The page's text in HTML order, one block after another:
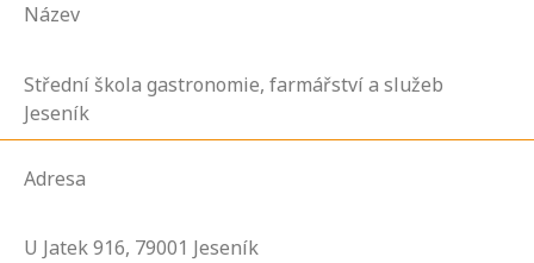
Název
Střední škola gastronomie, farmářství a služeb
Jeseník
Adresa
U Jatek916, 79001 Jeseník